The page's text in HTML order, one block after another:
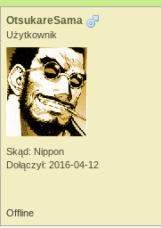
OtsukareSama
Użytkownik
Skąd: Nippon
Dołączył: 2016-04-12
Offline